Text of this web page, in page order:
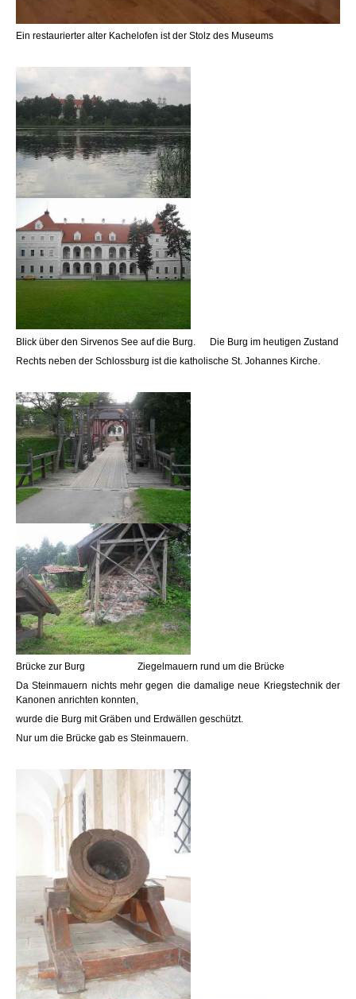
Ein restaurierter alter Kachelofen ist der Stolz des Museums
Blick über den Sirvenos See auf die Burg. Die Burg im heutigen Zustand
Rechts neben der Schlossburg ist die katholische St. Johannes Kirche.
Brücke zur Burg Ziegelmauern rund um die Brücke
Da Steinmauern nichts mehr gegen die damalige neue Kriegstechnik der
Kanonen anrichten konnten,
wurde die Burg mit Gräben und Erdwällen geschützt.
Nur um die Brücke gab es Steinmauern.